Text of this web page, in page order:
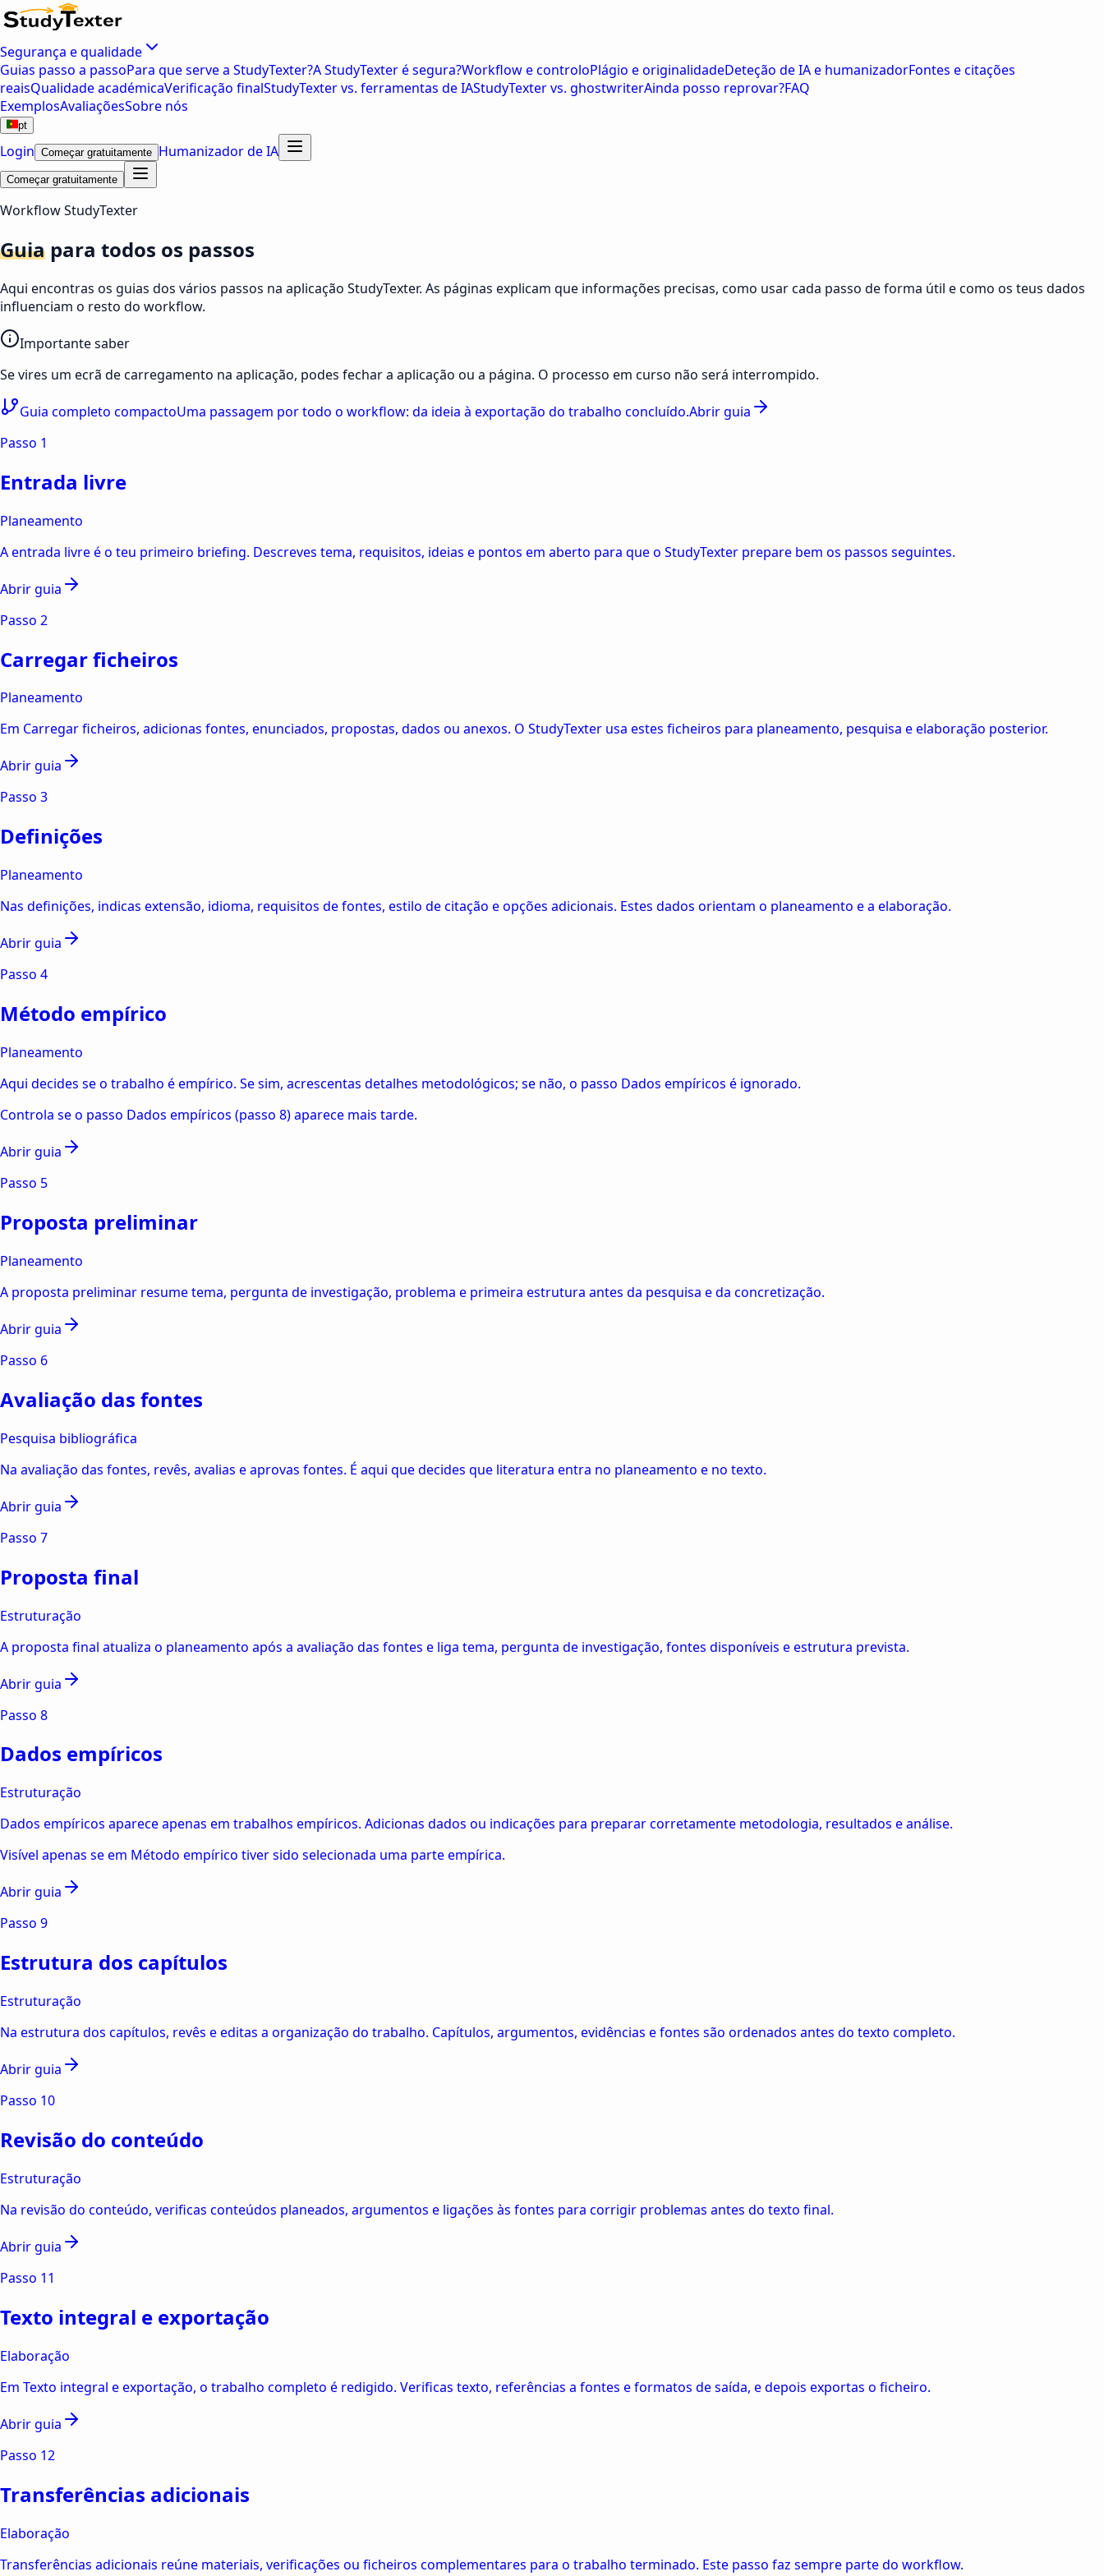
Segurança e qualidade
Guias passo a passoPara que serve a StudyTexter?A StudyTexter é segura?Workflow e controloPlágio e originalidadeDeteção de IA e humanizadorFontes e citações
reaisQualidade académicaVerificação finalStudyTexter vs. ferramentas de IAStudyTexter vs. ghostwriterAinda posso reprovar?FAQ
ExemplosAvaliaçõesSobre nós
pt
Login Começar gratuitamente Humanizador de IA
Começar gratuitamente
Workflow StudyTexter
Guia para todos os passos
Aqui encontras os guias dos vários passos na aplicação StudyTexter. As páginas explicam que informações precisas, como usar cada passo de forma útil e como os teus dados
influenciam o resto do workflow.
Importante saber
Se vires um ecrã de carregamento na aplicação, podes fechar a aplicação ou a página. O processo em curso não será interrompido.
Guia completo compactoUma passagem por todo o workflow: da ideia à exportação do trabalho concluído.Abrir guia
Passo 1
Entrada livre
Planeamento
A entrada livre é o teu primeiro briefing. Descreves tema, requisitos, ideias e pontos em aberto para que o StudyTexter prepare bem os passos seguintes.
Abrir guia
Passo 2
Carregar ficheiros
Planeamento
Em Carregar ficheiros, adicionas fontes, enunciados, propostas, dados ou anexos. O StudyTexter usa estes ficheiros para planeamento, pesquisa e elaboração posterior.
Abrir guia
Passo 3
Definições
Planeamento
Nas definições, indicas extensão, idioma, requisitos de fontes, estilo de citação e opções adicionais. Estes dados orientam o planeamento e a elaboração.
Abrir guia
Passo 4
Método empírico
Planeamento
Aqui decides se o trabalho é empírico. Se sim, acrescentas detalhes metodológicos; se não, o passo Dados empíricos é ignorado.
Controla se o passo Dados empíricos (passo 8) aparece mais tarde.
Abrir guia
Passo 5
Proposta preliminar
Planeamento
A proposta preliminar resume tema, pergunta de investigação, problema e primeira estrutura antes da pesquisa e da concretização.
Abrir guia
Passo 6
Avaliação das fontes
Pesquisa bibliográfica
Na avaliação das fontes, revês, avalias e aprovas fontes. É aqui que decides que literatura entra no planeamento e no texto.
Abrir guia
Passo 7
Proposta final
Estruturação
A proposta final atualiza o planeamento após a avaliação das fontes e liga tema, pergunta de investigação, fontes disponíveis e estrutura prevista.
Abrir guia
Passo 8
Dados empíricos
Estruturação
Dados empíricos aparece apenas em trabalhos empíricos. Adicionas dados ou indicações para preparar corretamente metodologia, resultados e análise.
Visível apenas se em Método empírico tiver sido selecionada uma parte empírica.
Abrir guia
Passo 9
Estrutura dos capítulos
Estruturação
Na estrutura dos capítulos, revês e editas a organização do trabalho. Capítulos, argumentos, evidências e fontes são ordenados antes do texto completo.
Abrir guia
Passo 10
Revisão do conteúdo
Estruturação
Na revisão do conteúdo, verificas conteúdos planeados, argumentos e ligações às fontes para corrigir problemas antes do texto final.
Abrir guia
Passo 11
Texto integral e exportação
Elaboração
Em Texto integral e exportação, o trabalho completo é redigido. Verificas texto, referências a fontes e formatos de saída, e depois exportas o ficheiro.
Abrir guia
Passo 12
Transferências adicionais
Elaboração
Transferências adicionais reúne materiais, verificações ou ficheiros complementares para o trabalho terminado. Este passo faz sempre parte do workflow.